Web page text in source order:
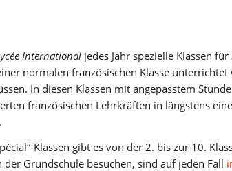
International jedes Jahr spezielle Klassen
normalen französischen Klasse
In diesen Klassen mit angepasstem
französischen Lehrkräften in längstens
Klassen gibt es von der 2. bis zur 10.
der Grundschule besuchen, sind auf jeden Fall